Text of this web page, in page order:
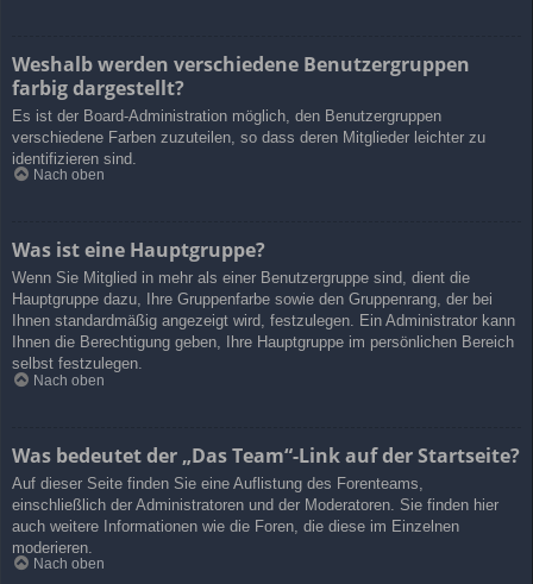
Weshalb werden verschiedene Benutzergruppen
farbig dargestellt?
Es ist der Board-Administration möglich, den Benutzergruppen
verschiedene Farben zuzuteilen, so dass deren Mitglieder leichter zu
identifizieren sind.
Nach oben
Was ist eine Hauptgruppe?
Wenn Sie Mitglied in mehr als einer Benutzergruppe sind, dient die
Hauptgruppe dazu, Ihre Gruppenfarbe sowie den Gruppenrang, der bei
Ihnen standardmäßig angezeigt wird, festzulegen. Ein Administrator kann
Ihnen die Berechtigung geben, Ihre Hauptgruppe im persönlichen Bereich
selbst festzulegen.
Nach oben
Was bedeutet der „Das Team“-Link auf der Startseite?
Auf dieser Seite finden Sie eine Auflistung des Forenteams,
einschließlich der Administratoren und der Moderatoren. Sie finden hier
auch weitere Informationen wie die Foren, die diese im Einzelnen
moderieren.
Nach oben